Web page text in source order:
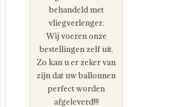
behandeld met
vliegverlenger.
Wij voeren onze
bestellingen zelf uit.
Zo kan u er zeker van
zijn dat uw ballonnen
perfect worden
afgeleverd!!!